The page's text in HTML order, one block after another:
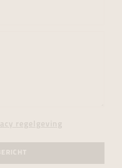
regelgeving